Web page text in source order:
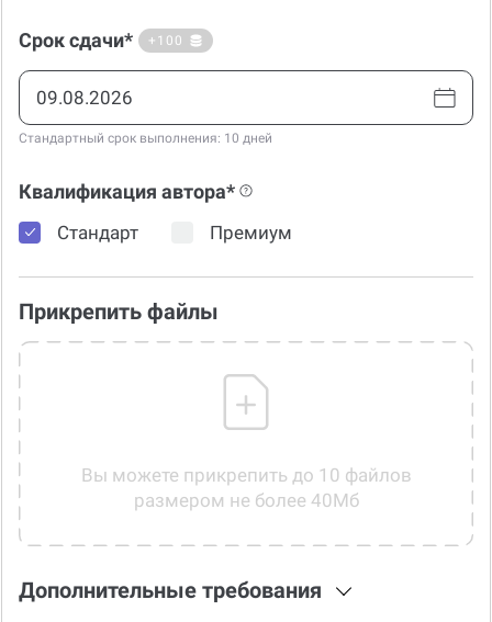
Срок сдачи* +100
Стандартный срок выполнения: 10 дней
Квалификация автора*
Стандарт Премиум
Прикрепить файлы
Вы можете прикрепить до 10 файлов
размером не более 40Мб
Дополнительные требования